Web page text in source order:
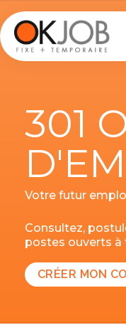
301
Votre futur
Consultez,
postes ouverts
CRÉER MON